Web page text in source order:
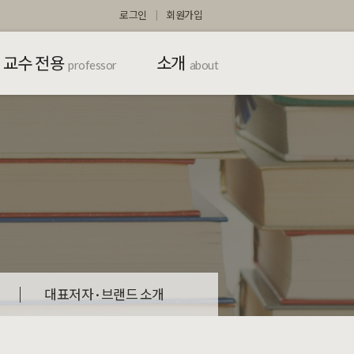
로그인 회원가입
교수 전용 professor 소개 about
대표저자 · 브랜드 소개